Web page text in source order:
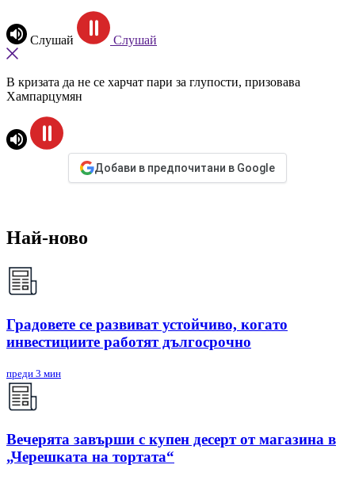
Слушай Слушай
В кризата да не се харчат пари за глупости, призовава
Хампарцумян
Добави в предпочитани в Google
Най-ново
Градовете се развиват устойчиво, когато
инвестициите работят дългосрочно
преди 3 мин
Вечерята завърши с купен десерт от магазина в
„Черешката на тортата“